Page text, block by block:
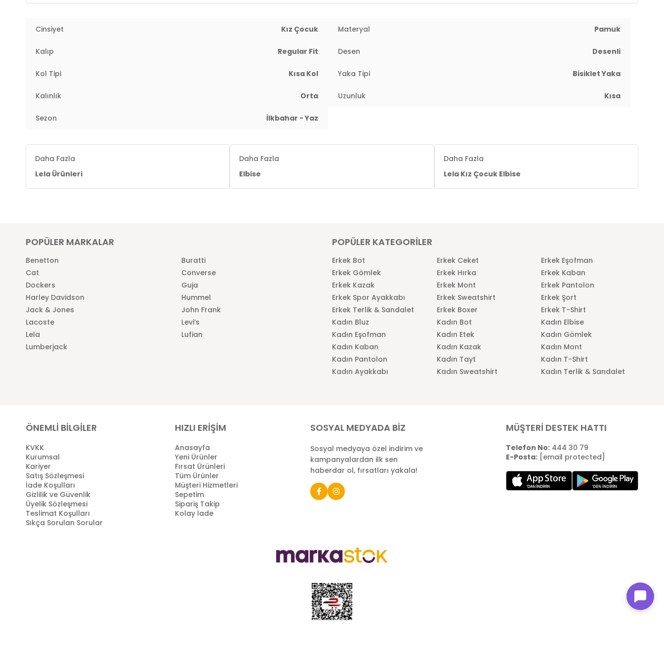
Cinsiyet Kız Çocuk Materyal Pamuk
Kalıp Regular Fit Desen Desenli
Kol Tipi Kısa Kol Yaka Tipi Bisiklet Yaka
Kalınlık Orta Uzunluk Kısa
Sezon İlkbahar - Yaz
Daha Fazla
Lela Ürünleri
Daha Fazla
Elbise
Daha Fazla
Lela Kız Çocuk Elbise
POPÜLER MARKALAR
Benetton
Buratti
Cat
Converse
Dockers
Guja
Harley Davidson
Hummel
Jack & Jones
John Frank
Lacoste
Levi’s
Lela
Lufian
Lumberjack
POPÜLER KATEGORİLER
Erkek Bot Erkek Ceket
Erkek Eşofman
Erkek Gömlek
Erkek Hırka
Erkek Kaban
Erkek Kazak
Erkek Mont
Erkek Pantolon
Erkek Spor Ayakkabı
Erkek Sweatshirt
Erkek Şort
Erkek Terlik & Sandalet
Erkek Boxer
Erkek T-Shirt
Kadın Bluz
Kadın Bot
Kadın Elbise
Kadın Eşofman
Kadın Etek
Kadın Gömlek
Kadın Kaban
Kadın Kazak
Kadın Mont
Kadın Pantolon
Kadın Tayt
Kadın T-Shirt
Kadın Ayakkabı
Kadın Sweatshirt Kadın Terlik & Sandalet
ÖNEMLİ BİLGİLER
KVKK
Kurumsal
Kariyer
Satış Sözleşmesi
İade Koşulları
Gizlilik ve Güvenlik
Üyelik Sözleşmesi
Teslimat Koşulları
Sıkça Sorulan Sorular
HIZLI ERİŞİM
Anasayfa
Yeni Ürünler
Fırsat Ürünleri
Tüm Ürünler
Müşteri Hizmetleri
Sepetim
Sipariş Takip
Kolay İade
SOSYAL MEDYADA BİZ
Sosyal medyaya özel indirim ve
kampanyalardan ilk sen
haberdar ol, fırsatları yakala!
MÜŞTERİ DESTEK HATTI
Telefon No:444 30 79
E-Posta:
[email protected]